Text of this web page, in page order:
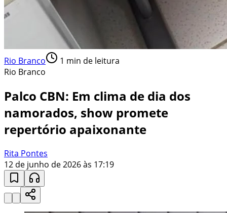
Rio Branco 1 min de leitura
Rio Branco
Palco CBN: Em clima de dia dos
namorados, show promete
repertório apaixonante
Rita Pontes
12 de junho de 2026 às 17:19